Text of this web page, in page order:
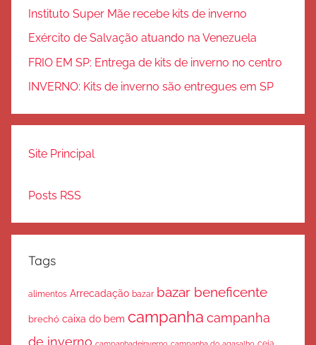
Instituto Super Mãe recebe kits de inverno
Exército de Salvação atuando na Venezuela
FRIO EM SP: Entrega de kits de inverno no centro
INVERNO: Kits de inverno são entregues em SP
Site Principal
Posts RSS
Tags
alimentos Arrecadação bazar bazar beneficente
brechó caixa do bem campanha campanha
de inverno campanhadeinverno
ceia